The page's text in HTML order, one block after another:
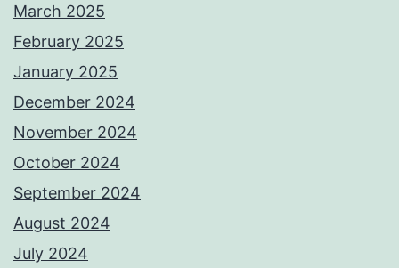
March 2025
February 2025
January 2025
December 2024
November 2024
October 2024
September 2024
August 2024
July 2024